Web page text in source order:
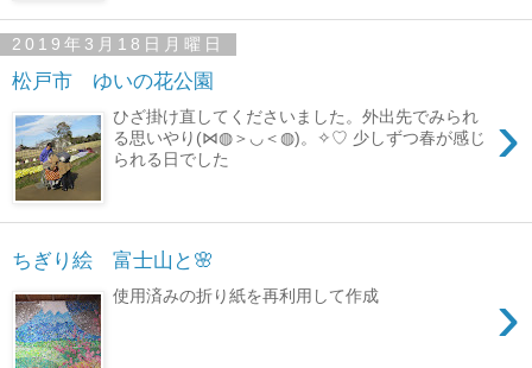
2019年3月18日月曜日
松戸市 ゆいの花公園
›
ひざ掛け直してくださいました。外出先でみられ
る思いやり(⋈◍＞◡＜◍)。✧♡ 少しずつ春が感じ
られる日でした
ちぎり絵 富士山と🌸
›
使用済みの折り紙を再利用して作成